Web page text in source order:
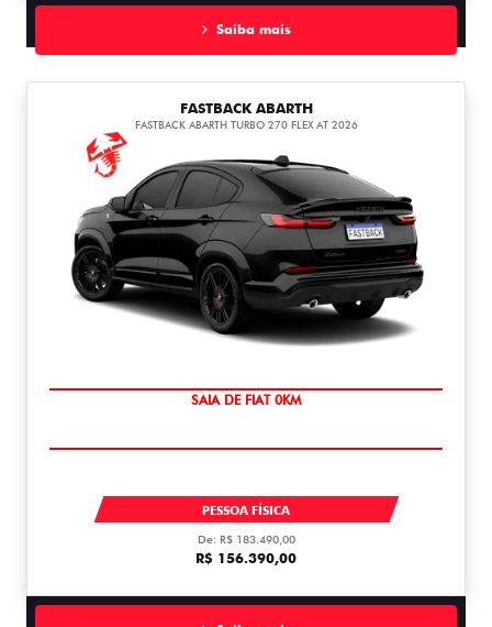
Saiba mais
FASTBACK ABARTH
FASTBACK ABARTH TURBO 270 FLEX AT 2026
PREÇO IMPERDÍVEL
FASTBACK ABARTH TURBO 270 AT FLEX T270
PESSOA FÍSICA
De: R$ 183.490,00
R$ 156.390,00